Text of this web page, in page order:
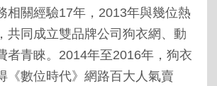
相關經驗17年， 2013年與幾位熱
共同成立雙品牌公司狗衣網、動
者青睞。 2014年至2016年，狗衣
《數位時代》網路百大人氣賣